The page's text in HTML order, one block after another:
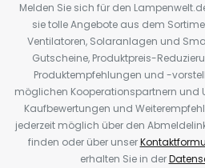
Melden Sie sich für den
sie tolle Angebote aus dem
Ventilatoren, Solaranlagen und
Gutscheine, Produktpreis-
Produktempfehlungen und -
möglichen Kooperationspartnern und
Kaufbewertungen und
jederzeit möglich über den
finden oder über unser
erhalten Sie in der